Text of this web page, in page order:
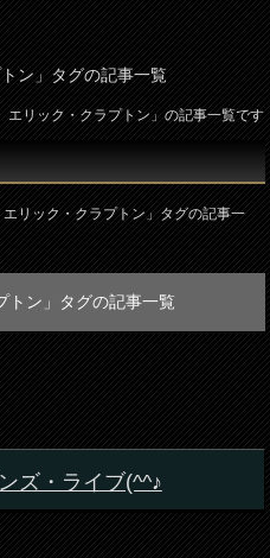
ン」タグの記事一覧
エリック・クラプトン」の記事一覧です
リック・クラプトン」タグの記事一
トン」タグの記事一覧
ズ・ライブ(^^♪